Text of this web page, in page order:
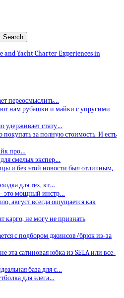
Yacht Charter Experiences in
переосмыслить…
нам рубашки и майки с упругими
удерживает стату…
за полную стоимость. И есть
про…
смелых экспер…
и без этой новости был отличным,
для тех, кт…
это мощный инстр…
август всегда ощущается как
карго, не могу не признать
с подбором джинсов/брюк из-за
сатиновая юбка из SELA или все-
база для с…
для элега…